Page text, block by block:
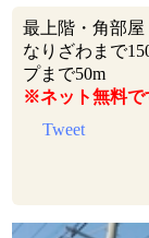
最上階・角部
なりざわまで
プまで50m
※ネット無料で
Tweet